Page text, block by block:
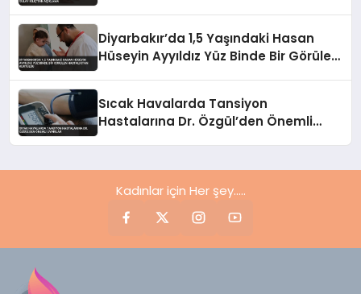
Diyarbakır’da 1,5 Yaşındaki Hasan
Hüseyin Ayyıldız Yüz Binde Bir Görülen
Sıcak Havalarda Tansiyon
Hastalarına Dr. Özgül’den Önemli
Kadınlar için Her şey.....